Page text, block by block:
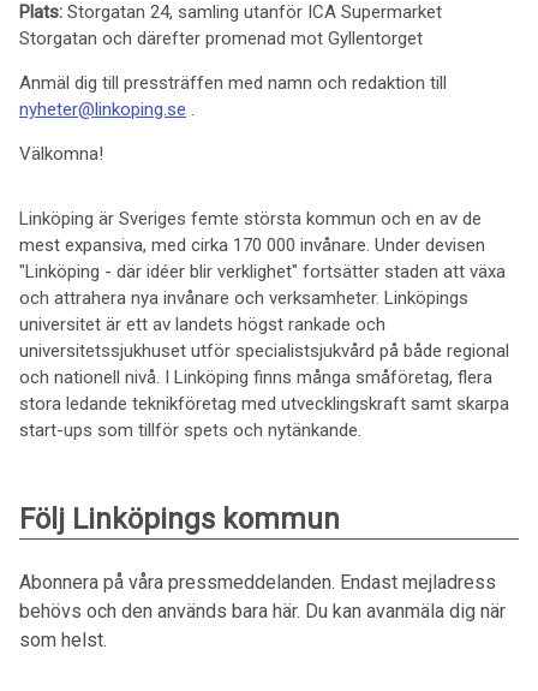
Plats: Storgatan 24, samling utanför ICA Supermarket
Storgatan och därefter promenad mot Gyllentorget
Anmäl dig till pressträffen med namn och redaktion till
nyheter@linkoping.se .
Välkomna!
Linköping är Sveriges femte största kommun och en av de
mest expansiva, med cirka 170 000 invånare. Under devisen
"Linköping - där idéer blir verklighet" fortsätter staden att växa
och attrahera nya invånare och verksamheter. Linköpings
universitet är ett av landets högst rankade och
universitetssjukhuset utför specialistsjukvård på både regional
och nationell nivå. I Linköping finns många småföretag, flera
stora ledande teknikföretag med utvecklingskraft samt skarpa
start-ups som tillför spets och nytänkande.
Följ Linköpings kommun
Abonnera på våra pressmeddelanden. Endast mejladress
behövs och den används bara här. Du kan avanmäla dig när
som helst.